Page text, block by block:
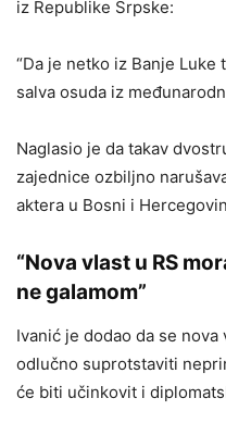
iz Republike Srpske:
“Da je netko iz Banje
salva osuda iz
Naglasio je da takav
zajednice ozbiljno
aktera u Bosni i
“Nova vlast u RS
ne galamom”
Ivanić je dodao da se
odlučno suprotstaviti
će biti učinkovit i